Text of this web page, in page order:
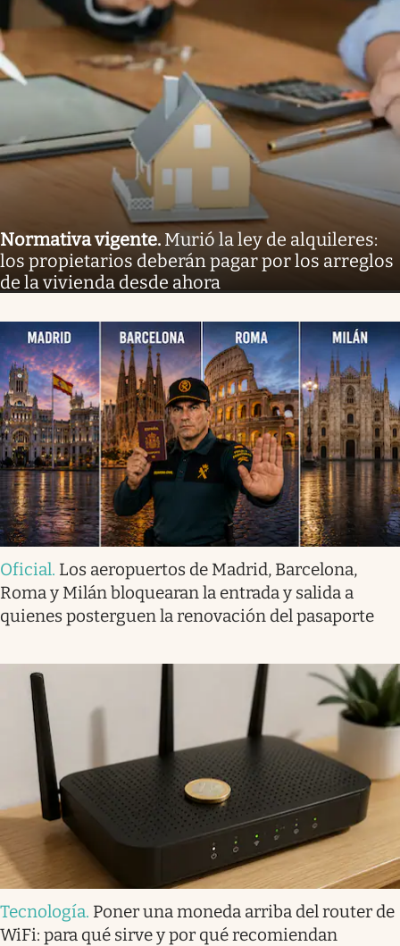
Normativa vigente. Murió la ley de alquileres:
los propietarios deberán pagar por los arreglos
de la vivienda desde ahora
Oficial. Los aeropuertos de Madrid, Barcelona,
Roma y Milán bloquearan la entrada y salida a
quienes posterguen la renovación del pasaporte
Tecnología. Poner una moneda arriba del router de
WiFi: para qué sirve y por qué recomiendan